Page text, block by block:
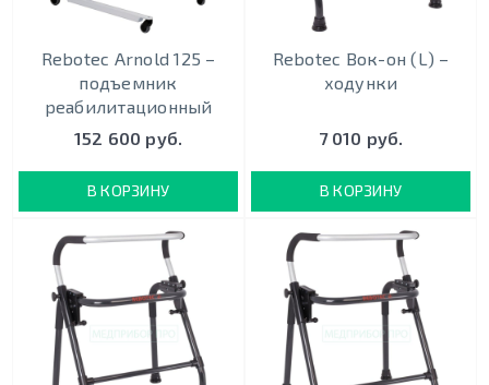
Rebotec Arnold 125 –
подъемник
реабилитационный
152 600 руб.
В КОРЗИНУ
Rebotec Вок-он (L) –
ходунки
7 010 руб.
В КОРЗИНУ